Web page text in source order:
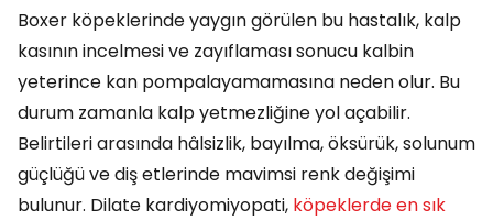
Boxer köpeklerinde yaygın görülen bu hastalık, kalp
kasının incelmesi ve zayıflaması sonucu kalbin
yeterince kan pompalayamamasına neden olur. Bu
durum zamanla kalp yetmezliğine yol açabilir.
Belirtileri arasında hâlsizlik, bayılma, öksürük, solunum
güçlüğü ve diş etlerinde mavimsi renk değişimi
bulunur. Dilate kardiyomiyopati, köpeklerde en sık